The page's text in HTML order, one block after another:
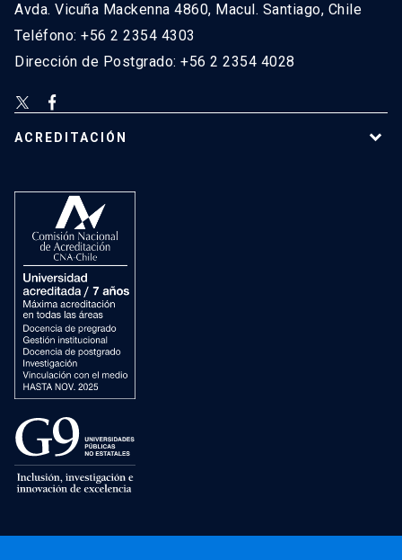
Avda. Vicuña Mackenna 4860, Macul. Santiago, Chile
Teléfono: +56 2 2354 4303
Dirección de Postgrado: +56 2 2354 4028
ACREDITACIÓN